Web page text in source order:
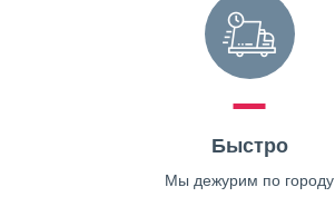
Быстро
Мы дежурим по городу